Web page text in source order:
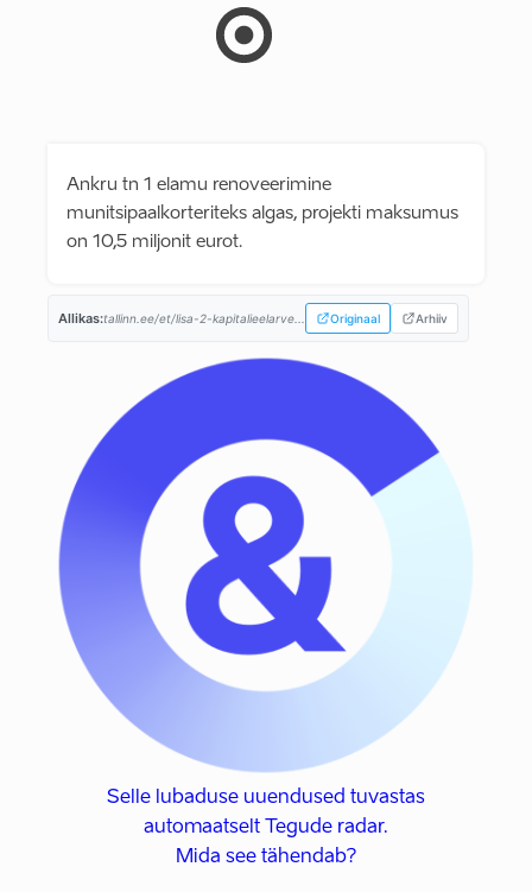
Ankru tn 1 elamu renoveerimine
munitsipaalkorteriteks algas, projekti maksumus
on 10,5 miljonit eurot.
Allikas:tallinn.ee/et/lisa-2-kapitalieelarve... Originaal Arhiiv
Selle lubaduse uuendused tuvastas
automaatselt Tegude radar.
Mida see tähendab?